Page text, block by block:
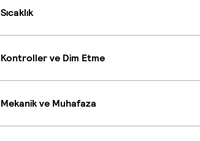
Sıcaklık
Kontroller ve Dim Etme
Mekanik ve Muhafaza